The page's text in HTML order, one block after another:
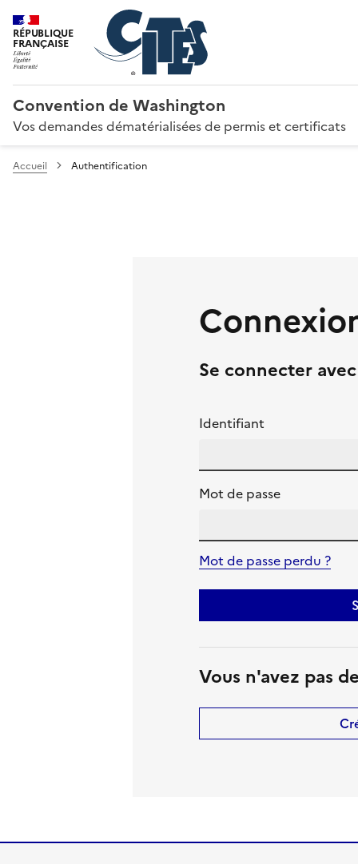
RÉPUBLIQUE
FRANÇAISE
Convention de Washington
Vos demandes dématérialisées de permis et certificats
Accueil Authentification
Se connecter
Identifiant
Mot de passe
Mot de passe perdu ?
Vous n'avez pas